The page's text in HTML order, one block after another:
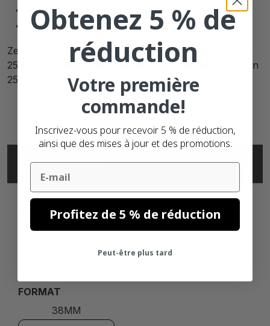
Satisfait ou
Plus de90.000 clientssatisfaits
Zebra (880595-025DU) étiquettes compatibles, 38mm x
25mm, 2580 étiquettes blanches, permanentes, Ø mandrin
25mm
SPÉCIFICATIONS
MARQUE
ZEBRA
FORMAT
38MM
Obtenez 5 % de
réduction
Votre première
commande!
Inscrivez-vous pour recevoir 5 % de réduction,
ainsi que des mises à jour et des promotions.
Email
Profitez de 5 % de réduction
Peut-être plus tard